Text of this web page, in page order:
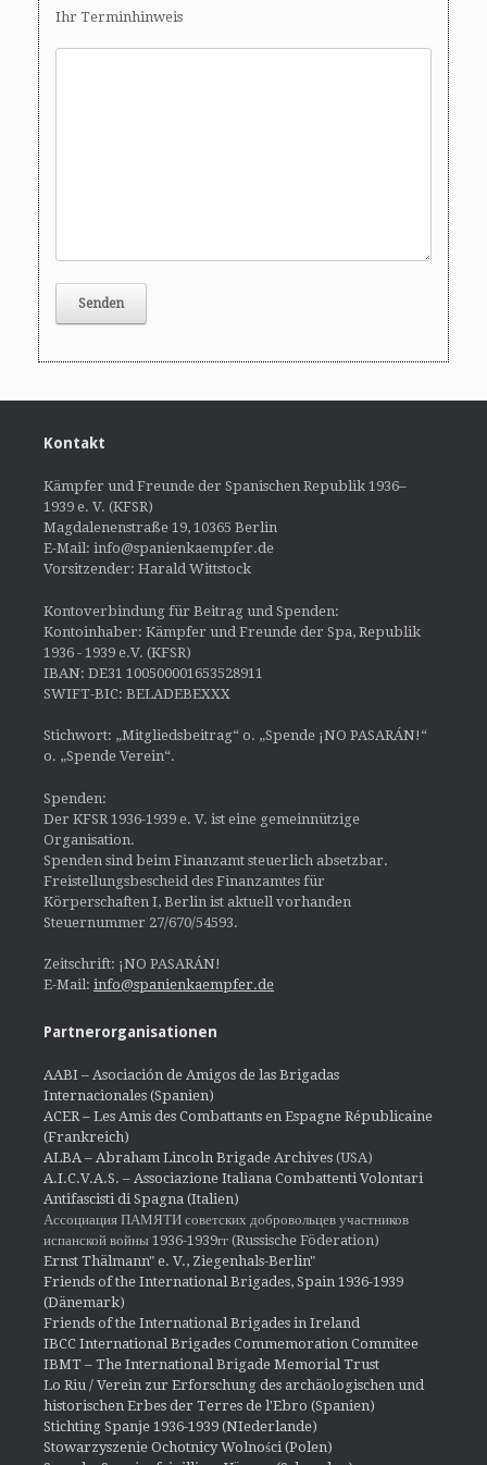
Ihr Terminhinweis
Kontakt
Kämpfer und Freunde der Spanischen Republik 1936–
1939 e. V. (KFSR)
Magdalenenstraße 19, 10365 Berlin
E-Mail: info@spanienkaempfer.de
Vorsitzender: Harald Wittstock
Kontoverbindung für Beitrag und Spenden:
Kontoinhaber: Kämpfer und Freunde der Spa, Republik
1936 - 1939 e.V. (KFSR)
IBAN: DE31 100500001653528911
SWIFT-BIC: BELADEBEXXX
Stichwort: „Mitgliedsbeitrag“ o. „Spende ¡NO PASARÁN!“
o. „Spende Verein“.
Spenden:
Der KFSR 1936-1939 e. V. ist eine gemeinnützige
Organisation.
Spenden sind beim Finanzamt steuerlich absetzbar.
Freistellungsbescheid des Finanzamtes für
Körperschaften I, Berlin ist aktuell vorhanden
Steuernummer 27/670/54593.
Zeitschrift: ¡NO PASARÁN!
E-Mail: info@spanienkaempfer.de
Partnerorganisationen
AABI – Asociación de Amigos de las Brigadas
Internacionales (Spanien)
ACER – Les Amis des Combattants en Espagne Républicaine
(Frankreich)
ALBA – Abraham Lincoln Brigade Archives (USA)
A.I.C.V.A.S. – Associazione Italiana Combattenti Volontari
Antifascisti di Spagna (Italien)
Ассоциация ПАМЯТИ советских добровольцев участников
испанской войны 1936-1939гг (Russische Föderation)
Ernst Thälmann" e. V., Ziegenhals-Berlin"
Friends of the International Brigades, Spain 1936-1939
(Dänemark)
Friends of the International Brigades in Ireland
IBCC International Brigades Commemoration Commitee
IBMT – The International Brigade Memorial Trust
Lo Riu / Verein zur Erforschung des archäologischen und
historischen Erbes der Terres de l'Ebro (Spanien)
Stichting Spanje 1936-1939 (NIederlande)
Stowarzyszenie Ochotnicy Wolności (Polen)